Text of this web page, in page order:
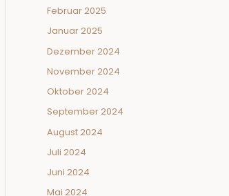
Februar 2025
Januar 2025
Dezember 2024
November 2024
Oktober 2024
September 2024
August 2024
Juli 2024
Juni 2024
Mai 2024